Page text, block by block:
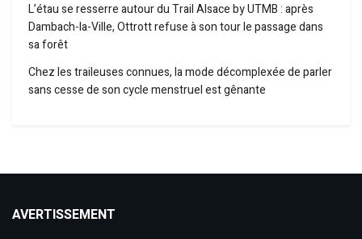
L’étau se resserre autour du Trail Alsace by UTMB : après
Dambach-la-Ville, Ottrott refuse à son tour le passage dans
sa forêt
Chez les traileuses connues, la mode décomplexée de parler
sans cesse de son cycle menstruel est gênante
AVERTISSEMENT